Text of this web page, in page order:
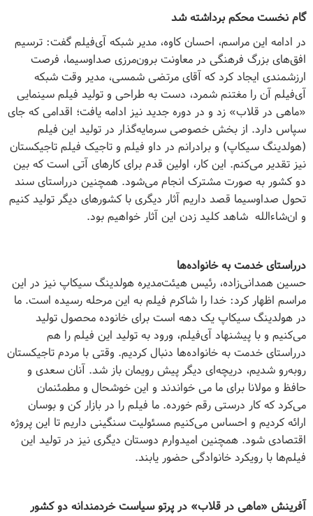
گام نخست محکم برداشته شد
در ادامه این مراسم، احسان کاوه، مدیر شبکه آی‌فیلم گفت: ترسیم
افق‌های بزرگ فرهنگی در معاونت برون‌مرزی صداوسیما، فرصت
ارزشمندی ایجاد کرد که آقای مرتضی شمسی، مدیر وقت شبکه
آی‌فیلم آن را مغتنم شمرد، دست به طراحی و تولید فیلم سینمایی
«ماهی در قلاب» زد و در دوره جدید نیز ادامه یافت؛ اقدامی که جای
سپاس دارد. از بخش خصوصی سرمایه‌گذار در تولید این فیلم
(هولدینگ سیکاپ) و برادرانم در داو فیلم و تاجیک‌ فیلم تاجیکستان
نیز تقدیر می‌کنم. این کار، اولین قدم برای کارهای آتی است که بین
دو کشور به صورت مشترک انجام می‌شود. همچنین درراستای سند
تحول صداوسیما قصد داریم آثار دیگری با کشورهای دیگر تولید کنیم
و ان‌شاءالله شاهد کلید زدن این آثار خواهیم بود.
درراستای خدمت به خانواده‌ها
حسین همدانی‌زاده، رئیس هیئت‌مدیره هولدینگ سیکاپ نیز در این
مراسم اظهار کرد: خدا را شاکرم فیلم به این مرحله رسیده است. ما
در هولدینگ سیکاپ یک دهه است برای خانوده محصول تولید
می‌کنیم و با پیشنهاد آی‌فیلم، ورود به تولید این فیلم را هم
درراستای خدمت به خانواده‌ها دنبال کردیم. وقتی با مردم تاجیکستان
روبه‌رو شدیم، دریچه‌ای دیگر پیش رویمان باز شد. آنان سعدی و
حافظ و مولانا برای ما می خواندند و این خوشحال و مطمئنمان
می‌کرد که کار درستی رقم خورده. ما فیلم را در بازار کن و بوسان
ارائه کردیم و احساس می‌کنیم مسئولیت سنگینی داریم تا این پروژه
اقتصادی شود. همچنین امیدوارم دوستان دیگری نیز در تولید این
فیلم‌ها با رویکرد خانوادگی حضور یابند.
آفرینش «ماهی در قلاب» در پرتو سیاست خردمندانه دو کشور